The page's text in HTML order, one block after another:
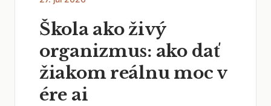
Škola ako živý
organizmus: ako dať
žiakom reálnu moc v
ére ai